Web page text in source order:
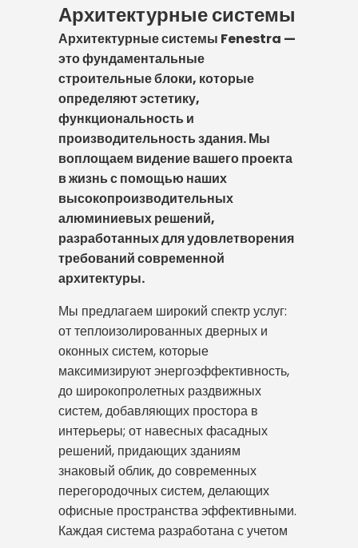
Архитектурные системы
Архитектурные системы Fenestra —
это фундаментальные
строительные блоки, которые
определяют эстетику,
функциональность и
производительность здания. Мы
воплощаем видение вашего проекта
в жизнь с помощью наших
высокопроизводительных
алюминиевых решений,
разработанных для удовлетворения
требований современной
архитектуры.
Мы предлагаем широкий спектр услуг:
от теплоизолированных дверных и
оконных систем, которые
максимизируют энергоэффективность,
до широкопролетных раздвижных
систем, добавляющих простора в
интерьеры; от навесных фасадных
решений, придающих зданиям
знаковый облик, до современных
перегородочных систем, делающих
офисные пространства эффективными.
Каждая система разработана с учетом